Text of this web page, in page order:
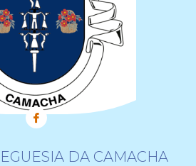
DA CAMACHA